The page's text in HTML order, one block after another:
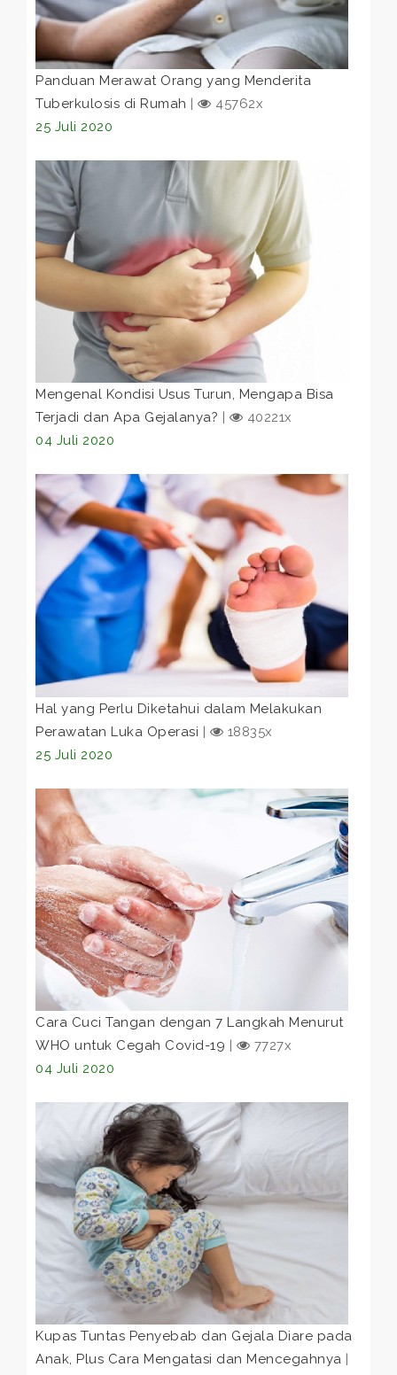
Panduan Merawat Orang yang Menderita
Tuberkulosis di Rumah |
45762x
25 Juli 2020
Mengenal Kondisi Usus Turun, Mengapa Bisa
Terjadi dan Apa Gejalanya?
40221x
04 Juli 2020
Hal yang Perlu Diketahui dalam Melakukan
Perawatan Luka Operasi |
18835x
25 Juli 2020
Cara Cuci Tangan dengan 7 Langkah Menurut
WHO untuk Cegah Covid-19 |
7727x
04 Juli 2020
Kupas Tuntas Penyebab dan Gejala Diare pada
Anak, Plus Cara Mengatasi dan Mencegahnya |